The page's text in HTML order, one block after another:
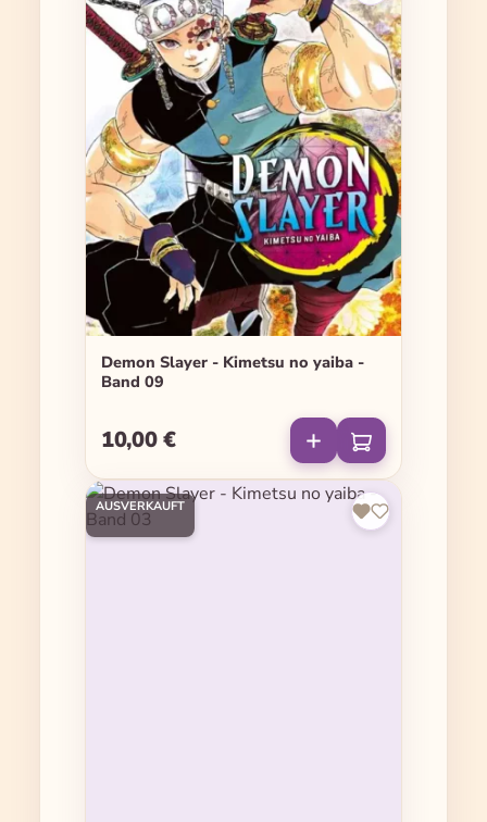
Demon Slayer - Kimetsu no yaiba -
Band 09
Regulärer Preis:
10,00 €
AUSVERKAUFT